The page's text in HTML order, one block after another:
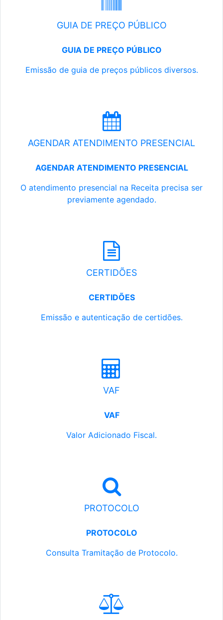
GUIA DE PREÇO PÚBLICO
GUIA DE PREÇO PÚBLICO
Emissão de guia de preços públicos diversos.
AGENDAR ATENDIMENTO PRESENCIAL
AGENDAR ATENDIMENTO PRESENCIAL
O atendimento presencial na Receita precisa ser
previamente agendado.
CERTIDÕES
CERTIDÕES
Emissão e autenticação de certidões.
VAF
VAF
Valor Adicionado Fiscal.
PROTOCOLO
PROTOCOLO
Consulta Tramitação de Protocolo.